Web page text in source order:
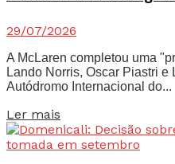
29/07/2026
A McLaren completou uma
Lando Norris, Oscar Piastri
Autódromo Internacional do...
Ler mais